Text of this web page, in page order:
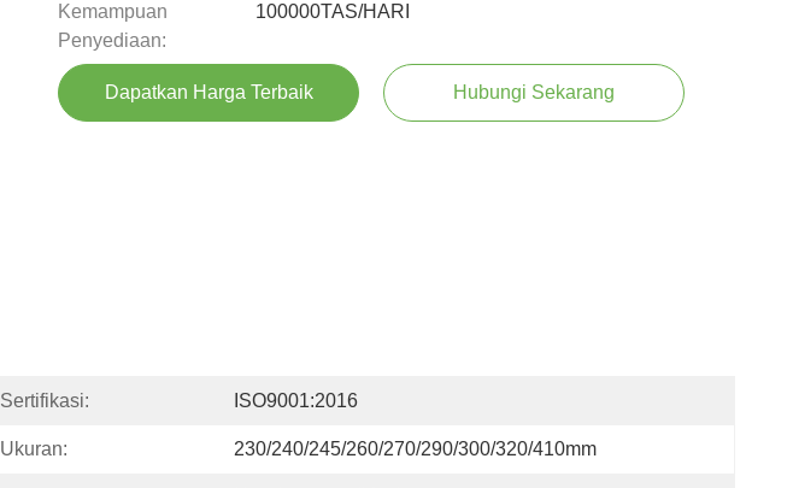
Kemampuan
Penyediaan:
100000TAS/HARI
Dapatkan Harga Terbaik Hubungi Sekarang
Sertifikasi: ISO9001:2016
Ukuran: 230/240/245/260/270/290/300/320/410mm